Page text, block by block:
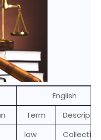
English
Term
law
Collection